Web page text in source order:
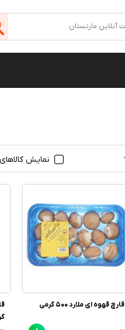
نمایش
قارچ قهوه ای ملارد 500 گرمی